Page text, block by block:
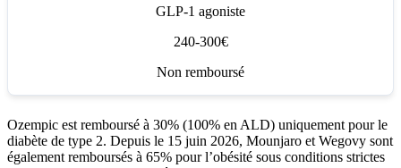
GLP-1 agoniste
240-300€
Non remboursé
Ozempic est remboursé à 30% (100% en ALD) uniquement pour le
diabète de type 2. Depuis le 15 juin 2026, Mounjaro et Wegovy sont
également remboursés à 65% pour l’obésité sous conditions strictes